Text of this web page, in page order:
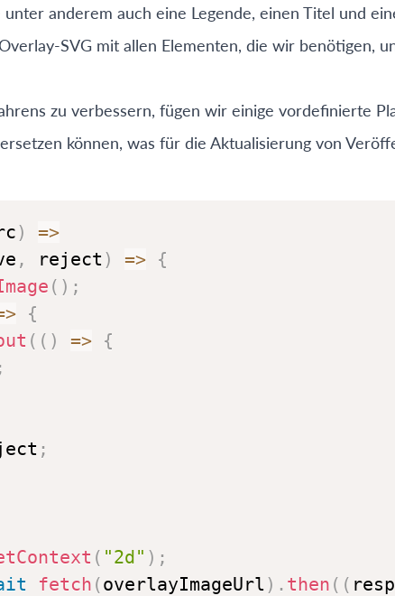
anderem auch eine Legende, einen Titel und
SVG mit allen Elementen, die wir benötigen,
zu verbessern, fügen wir einige vordefinierte
können, was für die Aktualisierung von
)
=>
, reject ) => {
( ) ;
{
( ( ) => {
;
;
( "2d" ) ;
fetch (overlayImageUrl ) . then ( (